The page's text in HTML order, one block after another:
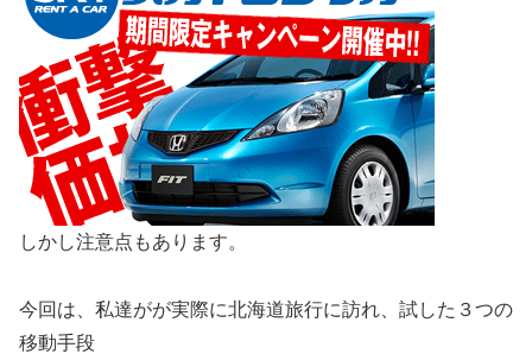
しかし注意点もあります。
今回は、私達がが実際に北海道旅行に訪れ、試した３つの
移動手段